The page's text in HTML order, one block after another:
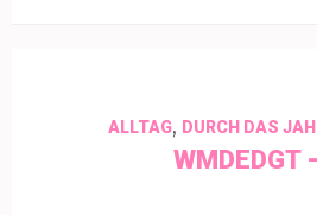
ALLTAG, DURCH DAS
WMDEDGT